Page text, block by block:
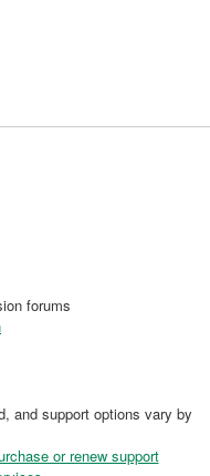
forums
and support options vary by
or renew support